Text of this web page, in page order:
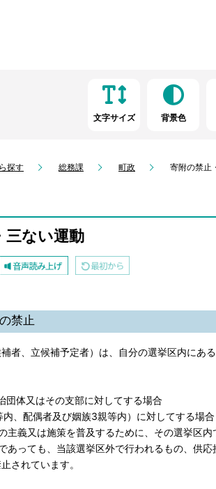
文字サイズ 背景色
探す 総務課 町政 寄附の禁止
三ない運動
禁止
者、立候補予定者）は、自分の選挙区内にあ
団体又はその支部に対してする場合
、配偶者及び姻族3親等内）に対してする場合
主義又は施策を普及するために、その選挙区
あっても、当該選挙区外で行われるもの、供
されています。